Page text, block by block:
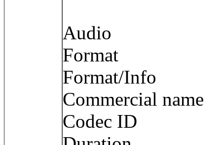
Audio
Format :
Format/Info :
Commercial
Codec ID :